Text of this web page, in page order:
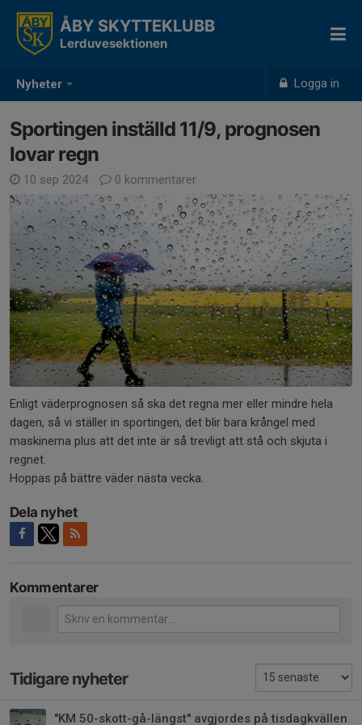
Nyheter Logga in
ÅBY SKYTTEKLUBB
Lerduvesektionen
Sportingen inställd 11/9, prognosen
lovar regn
10 sep 2024 0 kommentarer
Enligt väderprognosen så ska det regna mer eller mindre hela
dagen, så vi ställer in sportingen, det blir bara krångel med
maskinerna plus att det inte är så trevligt att stå och skjuta i
regnet.
Hoppas på bättre väder nästa vecka.
Dela nyhet
Kommentarer
Tidigare nyheter
"KM 50-skott-gå-längst" avgjordes på tisdagkvällen